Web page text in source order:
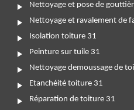
Nettoyage et pose de
Nettoyage et ravalement de
Isolation toiture 31
Peinture sur tuile 31
Nettoyage demoussage de
Etanchéité toiture 31
Réparation de toiture 31